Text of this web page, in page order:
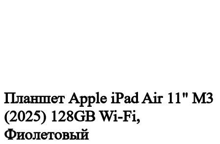
Планшет Apple iPad Air 11" M3
(2025) 128GB Wi-Fi,
Фиолетовый